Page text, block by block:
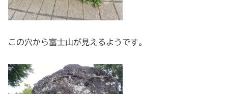
この穴から富士山が見えるようです。